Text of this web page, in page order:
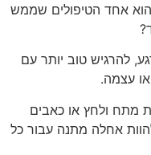
אחד הטיפולים שממש
להרגיש טוב יותר עם
עצמה.
מתח ולחץ או כאבים
אחלה מתנה עבור כל